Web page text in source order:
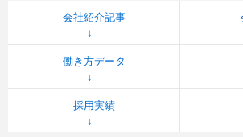
会社紹介記事
働き方データ
採用実績